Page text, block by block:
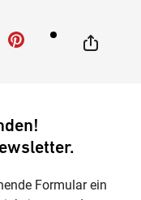
Formular ein